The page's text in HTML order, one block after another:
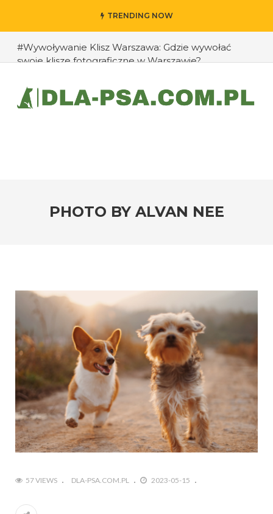
TRENDING NOW
#Wywoływanie Klisz Warszawa: Gdzie wywołać
swoje klisze fotograficzne w Warszawie?
#Jak przedłużyć życie swojego psa: rady eksperta
#Jak zapobiec ucieczkom psa?
PHOTO BY ALVAN NEE
57 VIEWS DLA-PSA.COM.PL 2023-05-15